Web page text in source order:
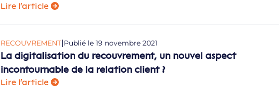
Lire l'article
RECOUVREMENT|Publié le 19 novembre 2021
La digitalisation du recouvrement, un nouvel aspect
incontournable de la relation client ?
Lire l'article